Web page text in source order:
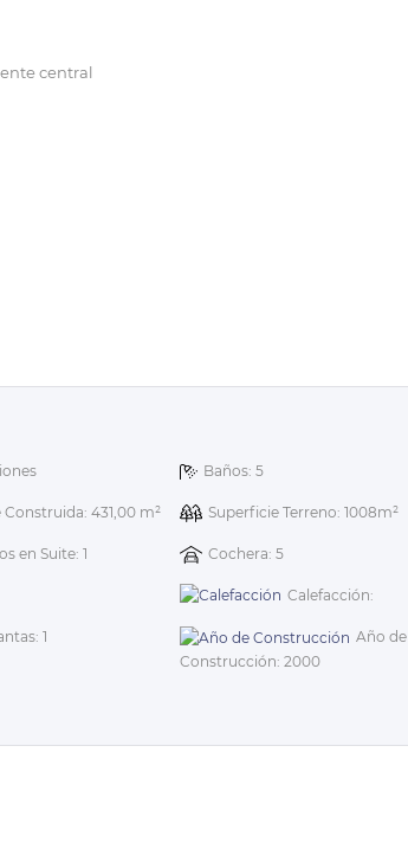
central
Baños: 5
431,00 m² Superficie Terreno: 1008m²
en Suite: 1 Cochera: 5
Calefacción:
1
Año de
Construcción: 2000